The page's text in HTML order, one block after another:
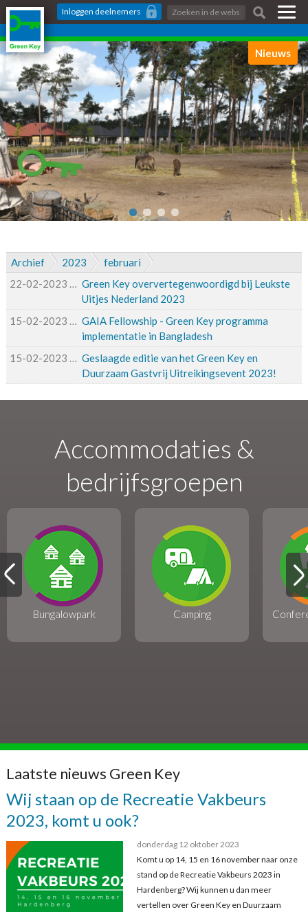
Skip
links
Jump
to
the
content
Jump
to
the
navigation
Zoeken:
Inloggen deelnemers
Nieuws
Archief 2023
februari
22-02-2023
Green Key oververtegenwoordigd bij Leukste
Uitjes Nederland 2023
15-02-2023
GAIA Fellowship - Green Key programma
implementatie in Bangladesh
15-02-2023
Geslaagde editie van het Green Key en
Duurzaam Gastvrij Uitreikingsevent 2023!
Accommodaties &
bedrijfsgroepen
Bungalowpark Camping
Laatste nieuws Green Key
Wij staan op de Recreatie Vakbeurs
2023, komt u ook?
donderdag 12 oktober 2023
Komt u op 14, 15 en 16 november naar onze
stand op de Recreatie Vakbeurs 2023 in
Hardenberg? Wij kunnen u dan meer
vertellen over Green Key en Duurzaam